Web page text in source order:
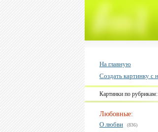
На главную
Создать картинку с
Картинки по рубрикам:
Любовные:
О любви
(836)